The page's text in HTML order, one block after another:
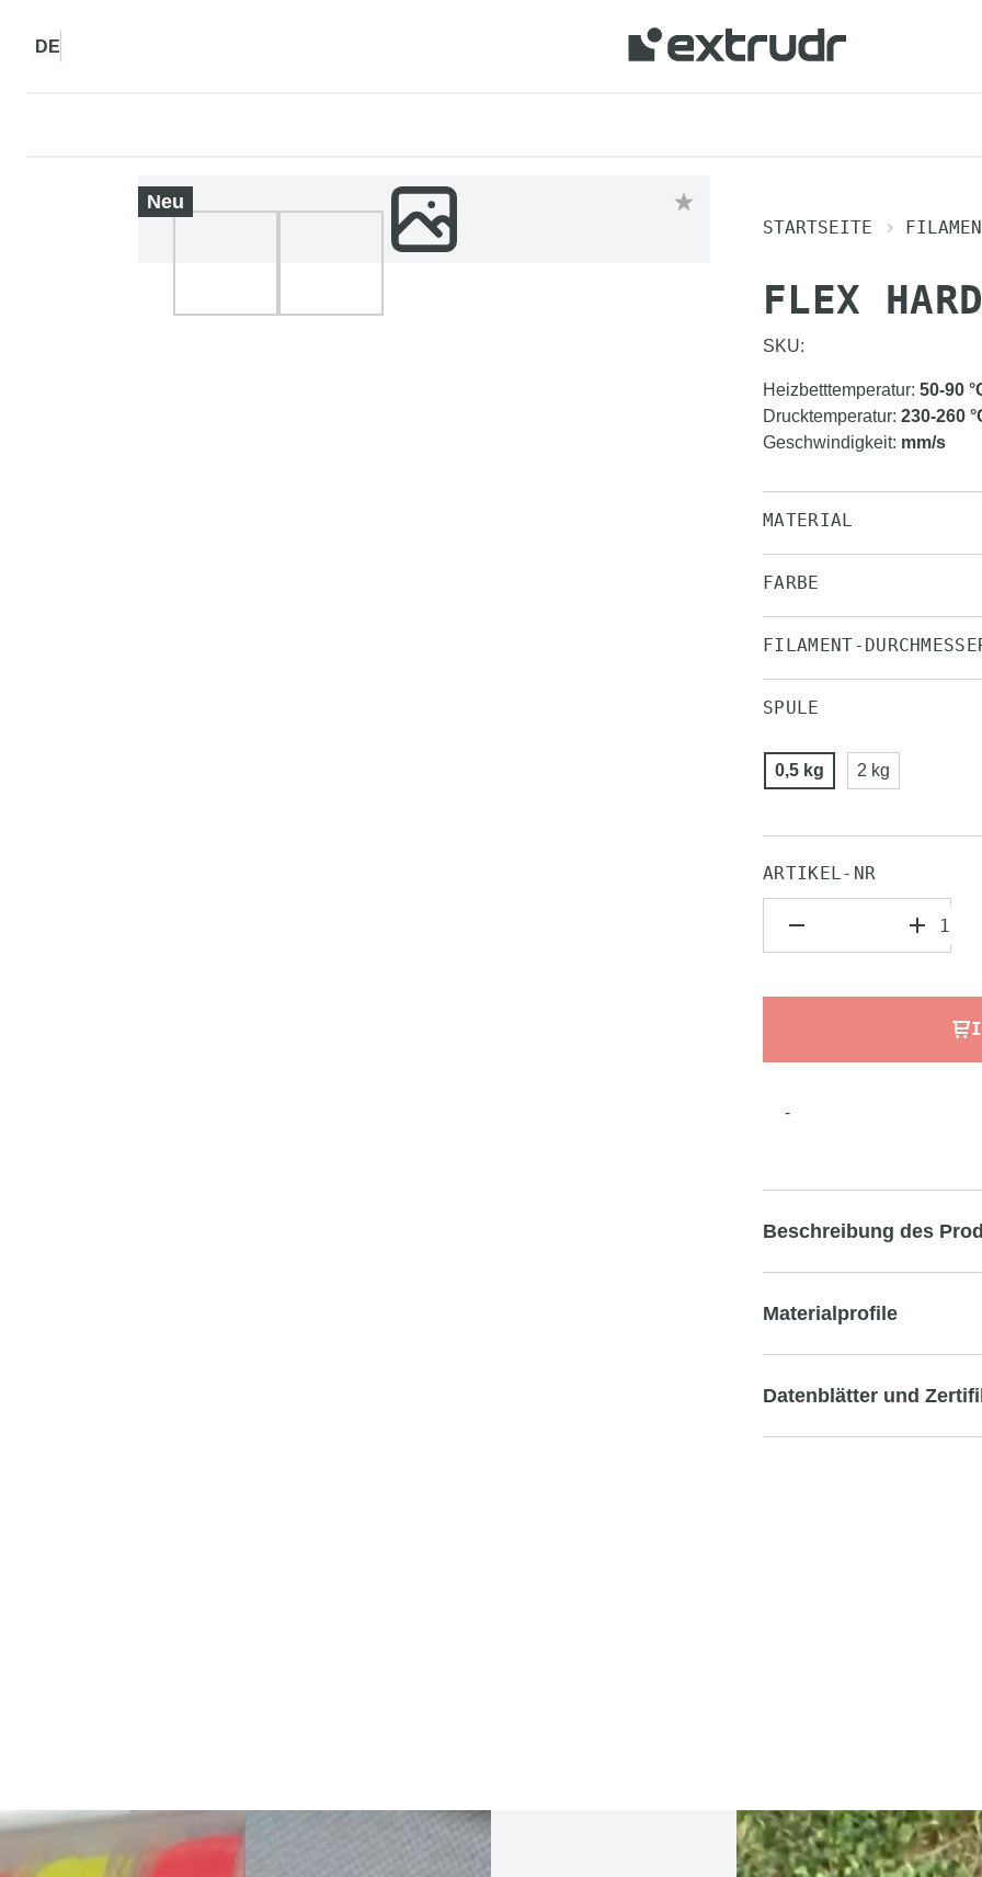
DE
Neu
STARTSEITE
FLEX
SKU:
Heizbetttemperatur: 50-90
Drucktemperatur: 230-260
Geschwindigkeit: mm/s
MATERIAL
FARBE
FILAMENT-
SPULE
0,5 kg 2 kg
ARTIKEL-NR
-
Beschreibung des
Materialprofile
Datenblätter und